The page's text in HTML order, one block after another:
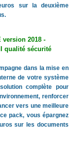
sur la deuxième
version 2018 -
qualité sécurité
dans la mise en
de votre système
complète pour
renforcer
vers une meilleure
pack, vous épargnez
sur les documents